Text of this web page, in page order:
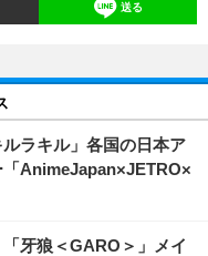
送る
ルラキル」各国の日本ア
AnimeJapan×JETRO×
牙狼＜GARO＞」メイ